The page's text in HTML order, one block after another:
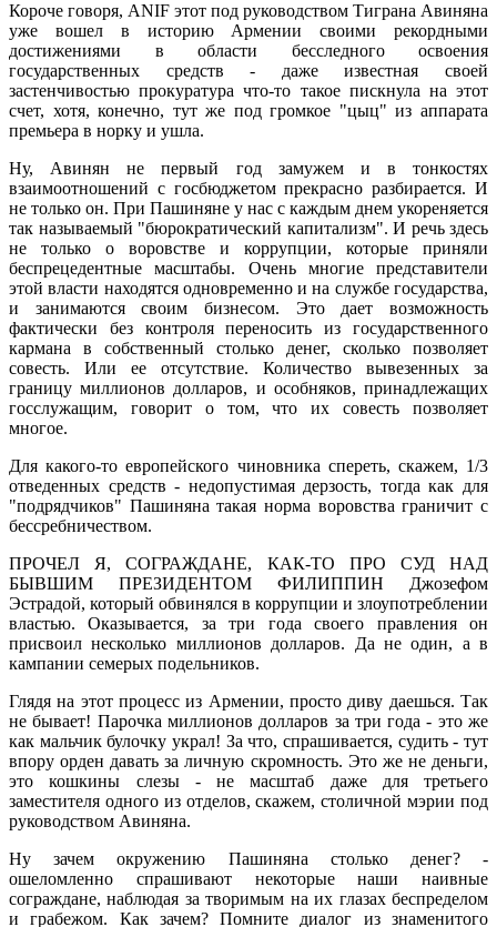
Короче говоря, ANIF этот под руководством Тиграна Авиняна
уже вошел в историю Армении своими рекордными
достижениями в области бесследного освоения
государственных средств - даже известная своей
застенчивостью прокуратура что-то такое пискнула на этот
счет, хотя, конечно, тут же под громкое "цыц" из аппарата
премьера в норку и ушла.
Ну, Авинян не первый год замужем и в тонкостях
взаимоотношений с госбюджетом прекрасно разбирается. И
не только он. При Пашиняне у нас с каждым днем укореняется
так называемый "бюрократический капитализм". И речь здесь
не только о воровстве и коррупции, которые приняли
беспрецедентные масштабы. Очень многие представители
этой власти находятся одновременно и на службе государства,
и занимаются своим бизнесом. Это дает возможность
фактически без контроля переносить из государственного
кармана в собственный столько денег, сколько позволяет
совесть. Или ее отсутствие. Количество вывезенных за
границу миллионов долларов, и особняков, принадлежащих
госслужащим, говорит о том, что их совесть позволяет
многое.
Для какого-то европейского чиновника спереть, скажем, 1/3
отведенных средств - недопустимая дерзость, тогда как для
"подрядчиков" Пашиняна такая норма воровства граничит с
бессребничеством.
ПРОЧЕЛ Я, СОГРАЖДАНЕ, КАК-ТО ПРО СУД НАД
БЫВШИМ ПРЕЗИДЕНТОМ ФИЛИППИН Джозефом
Эстрадой, который обвинялся в коррупции и злоупотреблении
властью. Оказывается, за три года своего правления он
присвоил несколько миллионов долларов. Да не один, а в
кампании семерых подельников.
Глядя на этот процесс из Армении, просто диву даешься. Так
не бывает! Парочка миллионов долларов за три года - это же
как мальчик булочку украл! За что, спрашивается, судить - тут
впору орден давать за личную скромность. Это же не деньги,
это кошкины слезы - не масштаб даже для третьего
заместителя одного из отделов, скажем, столичной мэрии под
руководством Авиняна.
Ну зачем окружению Пашиняна столько денег? -
ошеломленно спрашивают некоторые наши наивные
сограждане, наблюдая за творимым на их глазах беспределом
и грабежом. Как зачем? Помните диалог из знаменитого